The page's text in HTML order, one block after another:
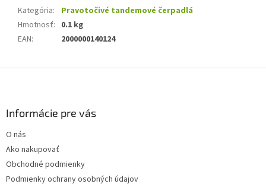
Kategória:
Pravotočivé tandemové čerpadlá
Hmotnosť: 0.1 kg
EAN: 2000000140124
Informácie pre vás
O nás
Ako nakupovať
Obchodné podmienky
Podmienky ochrany osobných údajov